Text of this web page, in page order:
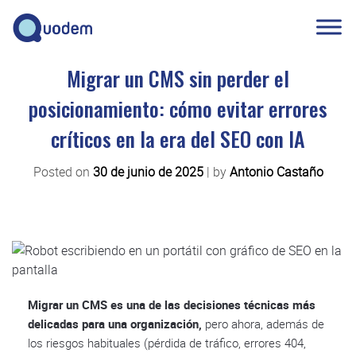
Migrar un CMS sin perder el
posicionamiento: cómo evitar errores
críticos en la era del SEO con IA
Posted on 30 de junio de 2025| byAntonio Castaño
Migrar un CMS es una de las decisiones técnicas más
delicadas para una organización, pero ahora, además de
los riesgos habituales (pérdida de tráfico, errores 404,